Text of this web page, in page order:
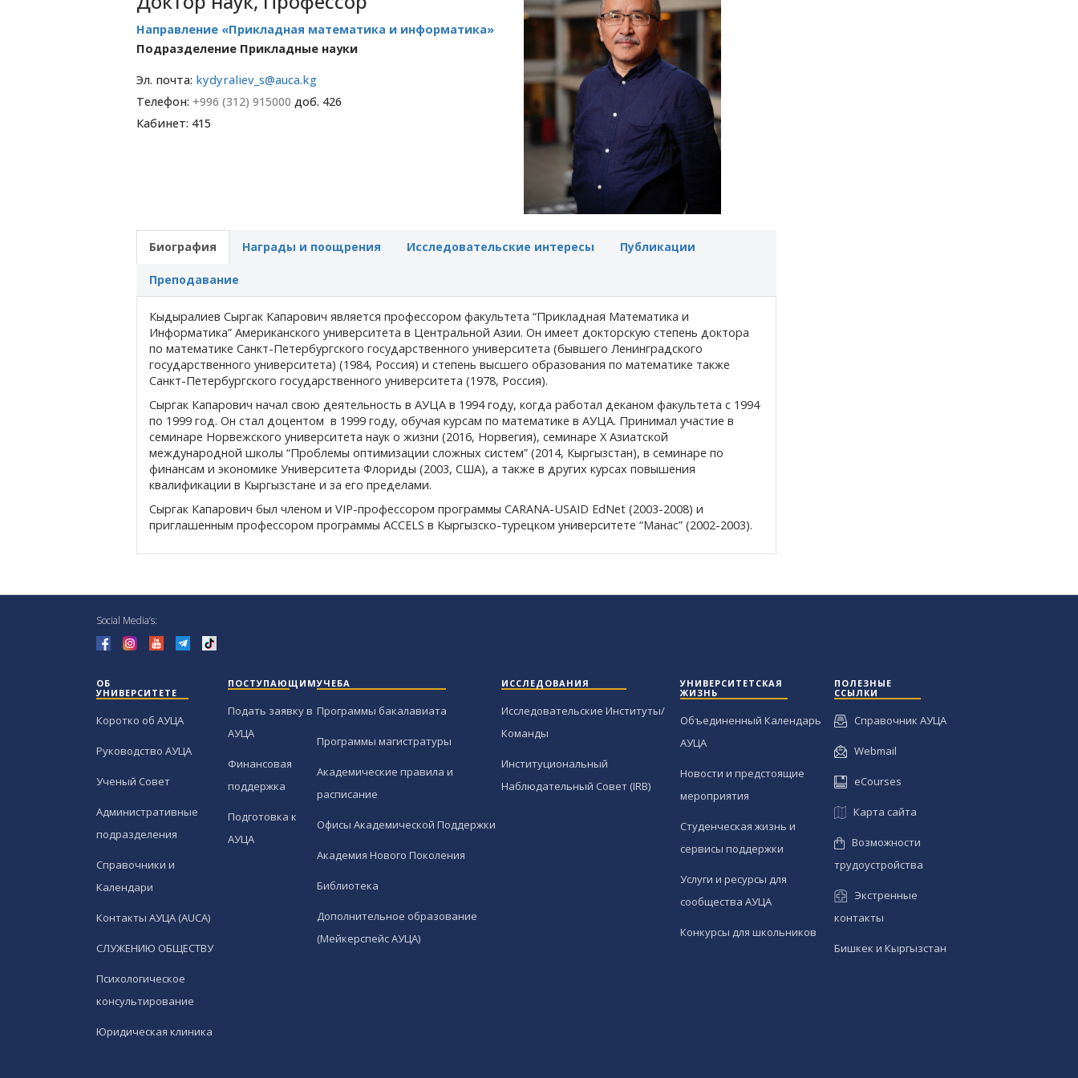
Направление «Прикладная математика и информатика»
Подразделение Прикладные науки
Эл. почта: kydyraliev_s@auca.kg
Телефон: +996 (312) 915000 доб. 426
Кабинет: 415
Биография Награды и поощрения Исследовательские интересы Публикации
Преподавание
Кыдыралиев Сыргак Капарович является профессором факультета “Прикладная Математика и
Информатика” Американского университета в Центральной Азии. Он имеет докторскую степень доктора
по математике Санкт-Петербургского государственного университета (бывшего Ленинградского
государственного университета) (1984, Россия) и степень высшего образования по математике также
Санкт-Петербургского государственного университета (1978, Россия).
Сыргак Капарович начал свою деятельность в АУЦА в 1994 году, когда работал деканом факультета с 1994
по 1999 год. Он стал доцентом в 1999 году, обучая курсам по математике в АУЦА. Принимал участие в
семинаре Норвежского университета наук о жизни (2016, Норвегия), семинаре X Азиатской
международной школы “Проблемы оптимизации сложных систем” (2014, Кыргызстан), в семинаре по
финансам и экономике Университета Флориды (2003, США), а также в других курсах повышения
квалификации в Кыргызстане и за его пределами.
Сыргак Капарович был членом и VIP-профессором программы CARANA-USAID EdNet (2003-2008) и
приглашенным профессором программы ACCELS в Кыргызско-турецком университете “Манас” (2002-2003).
Social Media’s:
ОБ
УНИВЕРСИТЕТЕ
Коротко об АУЦА
Руководство АУЦА
Ученый Совет
Административные
подразделения
Справочники и
Календари
Контакты АУЦА (AUCA)
СЛУЖЕНИЮ ОБЩЕСТВУ
Психологическое
консультирование
Юридическая клиника
ПОСТУПАЮЩИМ
Подать заявку в
АУЦА
Финансовая
поддержка
Подготовка к
АУЦА
УЧЕБА
Программы бакалавиата
Программы магистратуры
Академические правила и
расписание
Офисы Академической Поддержки
Академия Нового Поколения
Библиотека
Дополнительное образование
(Мейкерспейс АУЦА)
ИССЛЕДОВАНИЯ
Исследовательские Институты/
Команды
Институциональный
Наблюдательный Совет (IRB)
УНИВЕРСИТЕТСКАЯ
ЖИЗНЬ
Объединенный Календарь
АУЦА
Новости и предстоящие
мероприятия
Студенческая жизнь и
сервисы поддержки
Услуги и ресурсы для
сообщества АУЦА
Конкурсы для школьников
ПОЛЕЗНЫЕ
ССЫЛКИ
Справочник АУЦА
Webmail
eCourses
Карта сайта
Возможности
трудоустройства
Экстренные
контакты
Бишкек и Кыргызстан